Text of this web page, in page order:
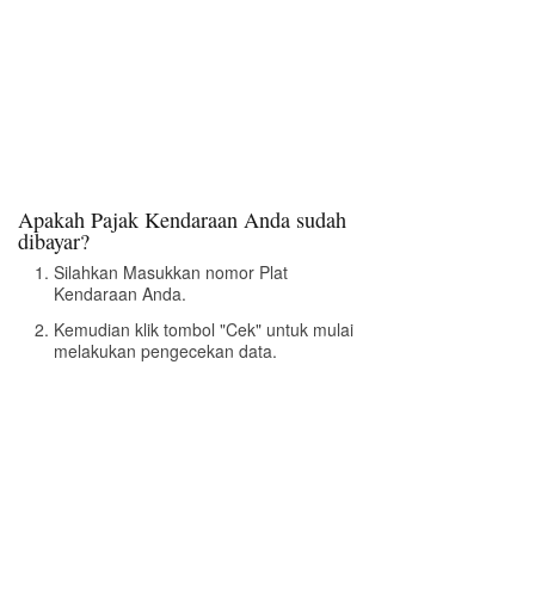
Apakah Pajak Kendaraan Anda sudah
dibayar?
Silahkan Masukkan nomor Plat
Kendaraan Anda.
Kemudian klik tombol "Cek" untuk mulai
melakukan pengecekan data.